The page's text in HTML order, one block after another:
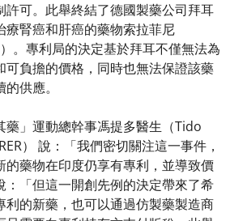
許可。此舉終結了德國製藥公司拜耳
療腎癌和肝癌的藥物索拉菲尼
。專利局的決定基於拜耳不僅無法為
可負擔的價格，同時也無法保證該藥
供應。
藥」運動總幹事馮提多醫生（Tido
） 說：「我們密切關注這一事件，
的藥物在印度仍享有專利，並導致價
：「但這一開創先例的決定帶來了希
利的新藥，也可以通過仿製藥製造商